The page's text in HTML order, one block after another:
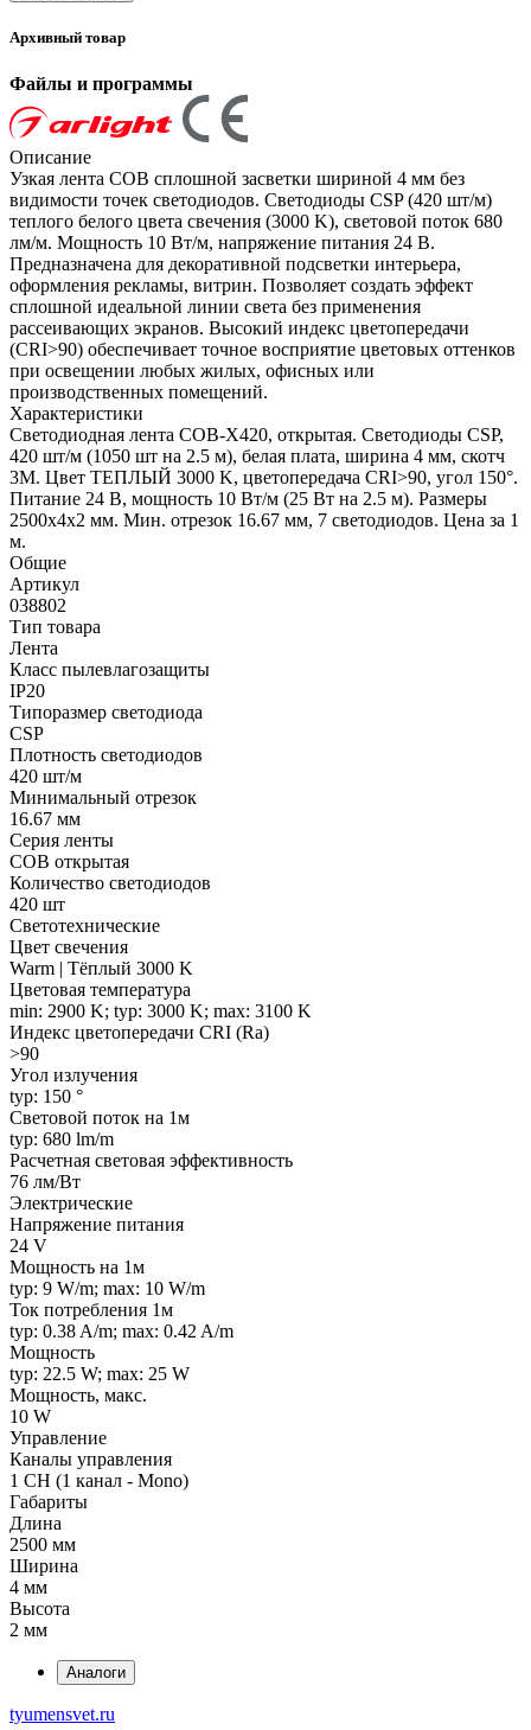
Архивный товар
Файлы и программы
Описание
Узкая лента COB сплошной засветки шириной 4 мм без
видимости точек светодиодов. Светодиоды CSP (420 шт/м)
теплого белого цвета свечения (3000 K), световой поток 680
лм/м. Мощность 10 Вт/м, напряжение питания 24 В.
Предназначена для декоративной подсветки интерьера,
оформления рекламы, витрин. Позволяет создать эффект
сплошной идеальной линии света без применения
рассеивающих экранов. Высокий индекс цветопередачи
(CRI>90) обеспечивает точное восприятие цветовых оттенков
при освещении любых жилых, офисных или
производственных помещений.
Характеристики
Светодиодная лента COB-X420, открытая. Светодиоды CSP,
420 шт/м (1050 шт на 2.5 м), белая плата, ширина 4 мм, скотч
3M. Цвет ТЕПЛЫЙ 3000 K, цветопередача CRI>90, угол 150°.
Питание 24 В, мощность 10 Вт/м (25 Вт на 2.5 м). Размеры
2500x4x2 мм. Мин. отрезок 16.67 мм, 7 светодиодов. Цена за 1
м.
Общие
Артикул
038802
Тип товара
Лента
Класс пылевлагозащиты
IP20
Типоразмер светодиода
CSP
Плотность светодиодов
420 шт/м
Минимальный отрезок
16.67 мм
Серия ленты
COB открытая
Количество светодиодов
420 шт
Светотехнические
Цвет свечения
Warm | Тёплый 3000 K
Цветовая температура
min: 2900 K; typ: 3000 K; max: 3100 K
Индекс цветопередачи CRI (Ra)
>90
Угол излучения
typ: 150 °
Световой поток на 1м
typ: 680 lm/m
Расчетная световая эффективность
76 лм/Вт
Электрические
Напряжение питания
24 V
Мощность на 1м
typ: 9 W/m; max: 10 W/m
Ток потребления 1м
typ: 0.38 A/m; max: 0.42 A/m
Мощность
typ: 22.5 W; max: 25 W
Мощность, макс.
10 W
Управление
Каналы управления
1 CH (1 канал - Mono)
Габариты
Длина
2500 мм
Ширина
4 мм
Высота
2 мм
Аналоги
tyumensvet.ru